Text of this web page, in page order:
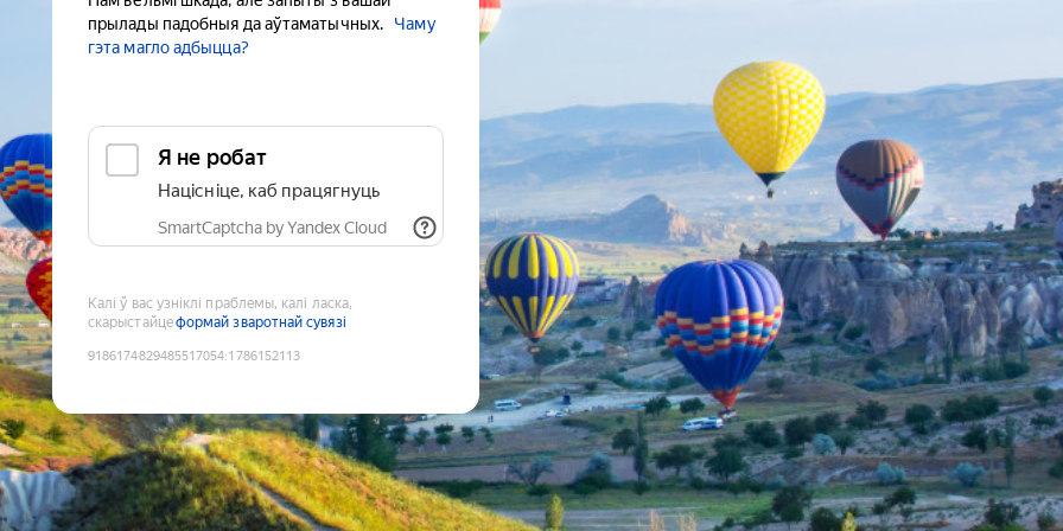
прылады падобныя да аўтаматычных.
Чаму
гэта магло адбыцца?
Я не робат
Націсніце, каб працягнуць
SmartCaptcha by Yandex Cloud
Калі ў вас узніклі праблемы, калі ласка,
скарыстайцеформай зваротнай сувязі
9186174829485517054:1786152113